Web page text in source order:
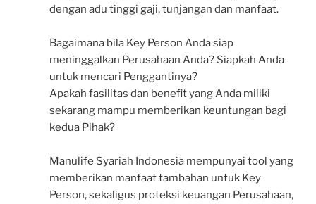
dengan adu tinggi gaji, tunjangan dan manfaat.
Bagaimana bila Key Person Anda siap
meninggalkan Perusahaan Anda? Siapkah Anda
untuk mencari Penggantinya?
Apakah fasilitas dan benefit yang Anda miliki
sekarang mampu memberikan keuntungan bagi
kedua Pihak?
Manulife Syariah Indonesia mempunyai tool yang
memberikan manfaat tambahan untuk Key
Person, sekaligus proteksi keuangan Perusahaan,